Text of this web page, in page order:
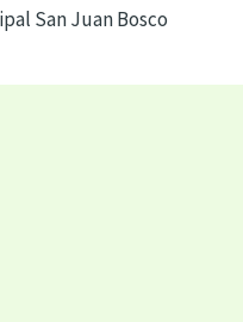
San Juan Bosco